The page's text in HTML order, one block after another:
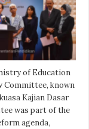
of Education
Committee, known
Kajian Dasar
was part of the
agenda,